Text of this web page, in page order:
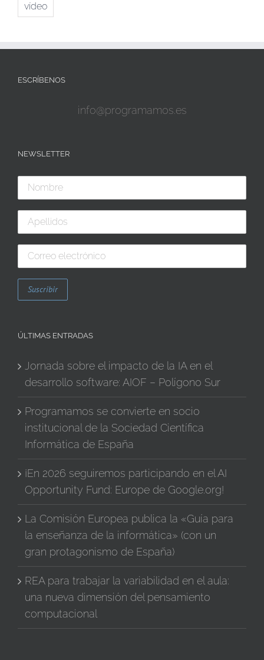
vídeo
ESCRÍBENOS
info@programamos.es
NEWSLETTER
ÚLTIMAS ENTRADAS
Jornada sobre el impacto de la IA en el
desarrollo software: AIOF – Polígono Sur
Programamos se convierte en socio
institucional de la Sociedad Científica
Informática de España
¡En 2026 seguiremos participando en el AI
Opportunity Fund: Europe de Google.org!
La Comisión Europea publica la «Guía para
la enseñanza de la informática» (con un
gran protagonismo de España)
REA para trabajar la variabilidad en el aula:
una nueva dimensión del pensamiento
computacional